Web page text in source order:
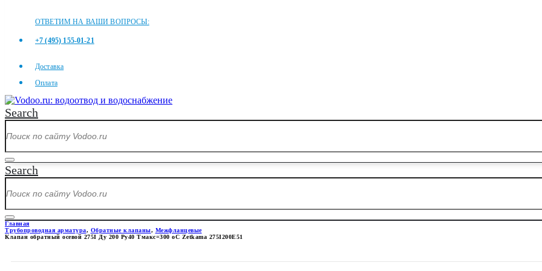
ОТВЕТИМ НА ВАШИ ВОПРОСЫ:
+7 (495) 155-01-21
Доставка
Оплата
Search
Search
Главная
Трубопроводная арматура, Обратные клапаны, Межфланцевые
Клапан обратный осевой 275I Ду 200 Ру40 Тмакс=300 оС Zetkama 275I200E51